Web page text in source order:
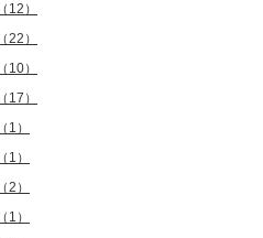
12）
22）
10）
17）
1）
1）
2）
1）